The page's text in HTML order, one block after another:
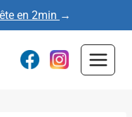
en 2min →